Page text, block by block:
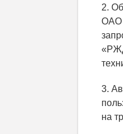
2.
ОАО
3.
на